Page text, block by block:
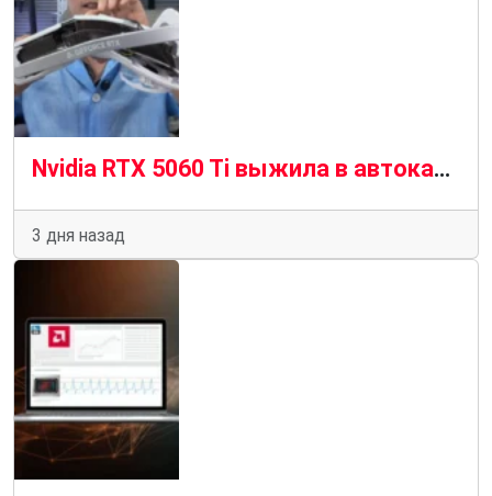
Nvidia RTX 5060 Ti выжила в автокатастрофе и выжила, чтобы рассказать об этом
3 дня назад